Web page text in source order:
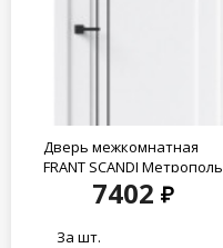
Дверь межкомнатная
FRANT SCANDI Метрополь
G-2 White crystal...
7402
За шт.